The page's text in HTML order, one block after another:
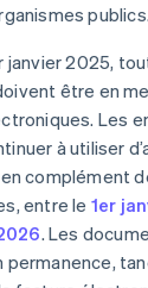
publics.
janvier 2025,
être en
Les
à utiliser
complément
entre le 1er
. Les
permanence,